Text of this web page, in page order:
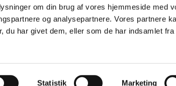
om din brug af vores hjemmeside med
og analysepartnere. Vores partnere
du har givet dem, eller som de har indsamlet fra
Statistik Marketing